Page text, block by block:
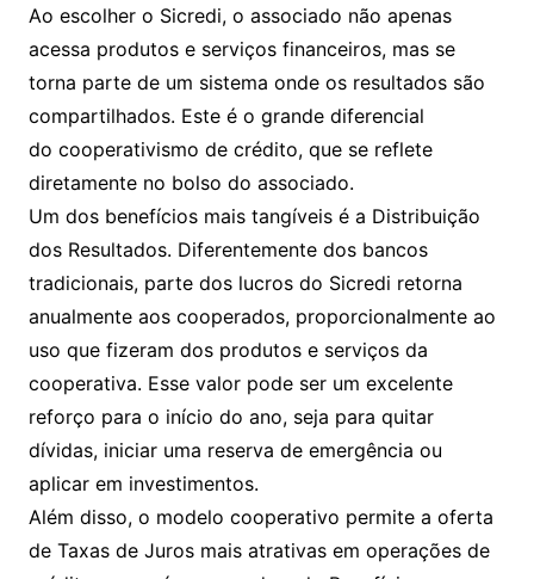
Ao escolher o Sicredi, o associado não apenas
acessa produtos e serviços financeiros, mas se
torna parte de um sistema onde os resultados são
compartilhados. Este é o grande diferencial
do cooperativismo de crédito, que se reflete
diretamente no bolso do associado.
Um dos benefícios mais tangíveis é a Distribuição
dos Resultados. Diferentemente dos bancos
tradicionais, parte dos lucros do Sicredi retorna
anualmente aos cooperados, proporcionalmente ao
uso que fizeram dos produtos e serviços da
cooperativa. Esse valor pode ser um excelente
reforço para o início do ano, seja para quitar
dívidas, iniciar uma reserva de emergência ou
aplicar em investimentos.
Além disso, o modelo cooperativo permite a oferta
de Taxas de Juros mais atrativas em operações de